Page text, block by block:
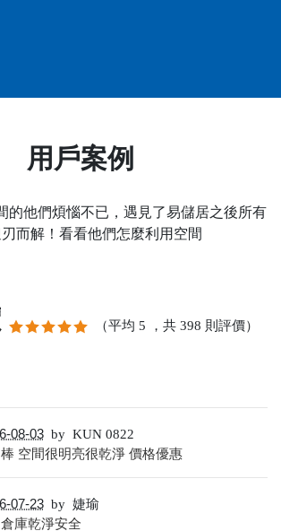
用戶案例
的他們煩惱不已，遇見了易儲居之後所有
而解！看看他們怎麼利用空間
（平均 5 ，共 398 則評價）
08-03 by KUN 0822
空間很明亮很乾淨 價格優惠
07-23 by 婕瑜
庫乾淨安全